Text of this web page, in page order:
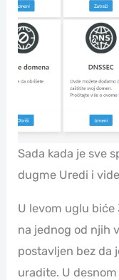
Sada kada je sve
dugme Uredi i
U levom uglu biće
na jednog od njih
postavljen bez da
uradite. U